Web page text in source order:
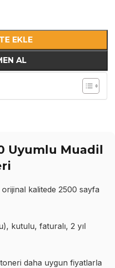
EKLE
AL
Uyumlu Muadil
kalitede 2500 sayfa
kutulu, faturalı, 2 yıl
daha uygun fiyatlarla